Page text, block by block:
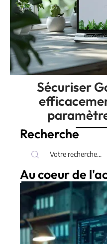
Sécuriser
Recherche
Au coeur de